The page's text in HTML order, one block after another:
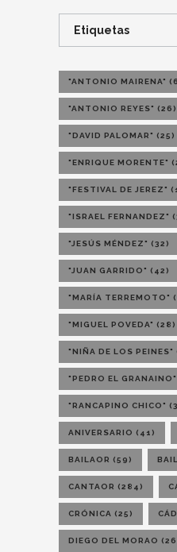
Etiquetas
"ANTONIO MAIRENA"
"ANTONIO REYES" (26)
"DAVID PALOMAR" (25)
"ENRIQUE MORENTE"
"FESTIVAL DE JEREZ"
"ISRAEL FERNANDEZ"
"JESÚS MÉNDEZ" (32)
"JUAN GARRIDO" (42)
"MARÍA TERREMOTO"
"MIGUEL POVEDA" (28)
"NIÑA DE LOS PEINES"
"PEDRO EL GRANAINO"
"RANCAPINO CHICO"
ANIVERSARIO (41)
BAILAOR (59)
CANTAOR (284)
CRÓNICA (25)
DIEGO DEL MORAO